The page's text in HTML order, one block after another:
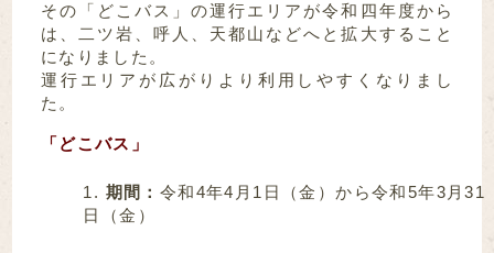
その「どこバス」の運行エリアが令和四年度から
は、二ツ岩、呼人、天都山などへと拡大すること
になりました。
運行エリアが広がりより利用しやすくなりまし
た。
「どこバス」
期間： 令和4年4月1日（金）から令和5年3月31
日（金）